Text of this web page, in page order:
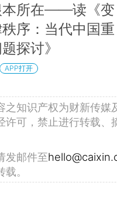
本所在——读《变
序：当代中国重
探讨》
APP打开
之知识产权为财新传媒
许可，禁止进行转载、
发邮件至
。